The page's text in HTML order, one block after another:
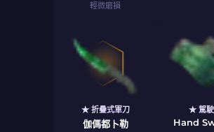
輕微磨損
★ 折疊式軍刀
伽傌都卜勒
★ 駕
Hand